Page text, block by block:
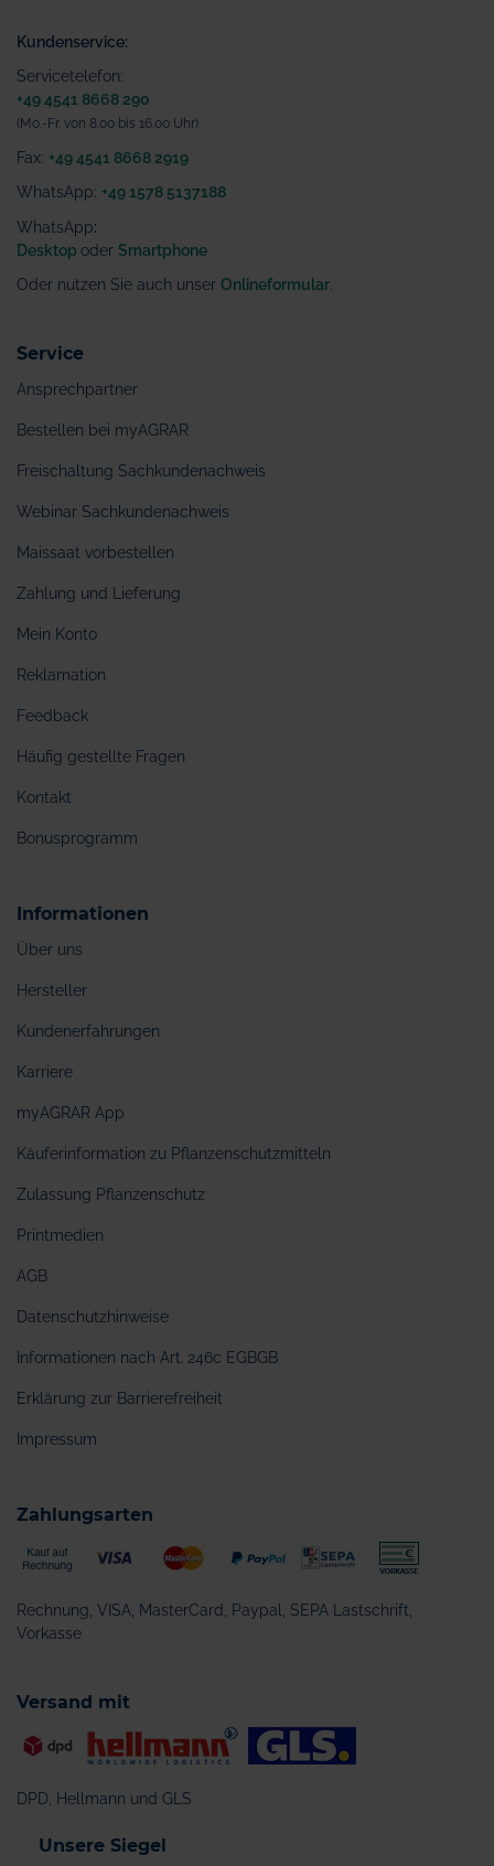
Kundenservice:
Servicetelefon:
+49 4541 8668 290
(Mo.-Fr. von 8.00 bis 16.00 Uhr)
Fax: +49 4541 8668 2919
WhatsApp: +49 1578 5137188
WhatsApp:
Desktop oder Smartphone
Oder nutzen Sie auch unser Onlineformular
Service
Ansprechpartner
Bestellen bei myAGRAR
Freischaltung Sachkundenachweis
Webinar Sachkundenachweis
Maissaat vorbestellen
Zahlung und Lieferung
Mein Konto
Reklamation
Feedback
Häufig gestellte Fragen
Kontakt
Bonusprogramm
Informationen
Über uns
Hersteller
Kundenerfahrungen
Karriere
myAGRAR App
Käuferinformation zu Pflanzenschutzmitteln
Zulassung Pflanzenschutz
Printmedien
AGB
Datenschutzhinweise
Informationen nach Art. 246c EGBGB
Erklärung zur Barrierefreiheit
Impressum
Zahlungsarten
Rechnung, VISA, MasterCard, Paypal, SEPA Lastschrift,
Vorkasse
Versand mit
DPD, Hellmann und GLS
Unsere Siegel